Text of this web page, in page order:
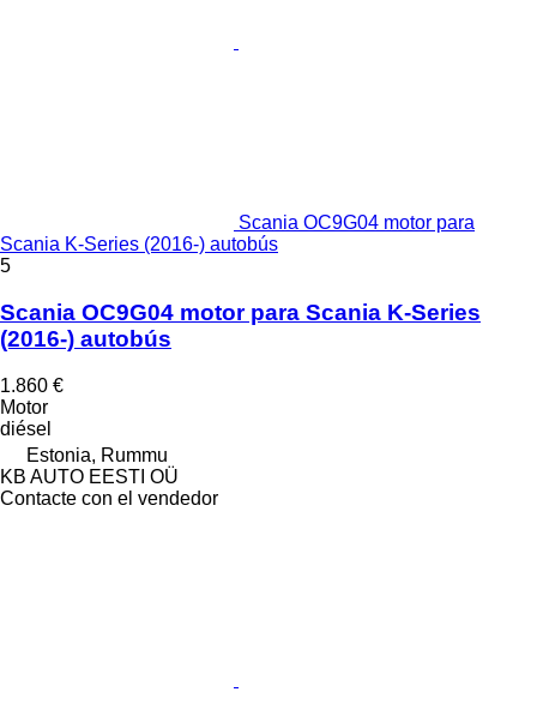
Scania OC9G04 motor para
Scania K-Series (2016-) autobús
5
Scania OC9G04 motor para Scania K-Series
(2016-) autobús
1.860 €
Motor
diésel
Estonia, Rummu
KB AUTO EESTI OÜ
Contacte con el vendedor